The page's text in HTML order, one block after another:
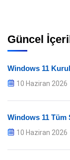
Güncel
Windows 11
10 Haziran 2026
Windows 11
10 Haziran 2026